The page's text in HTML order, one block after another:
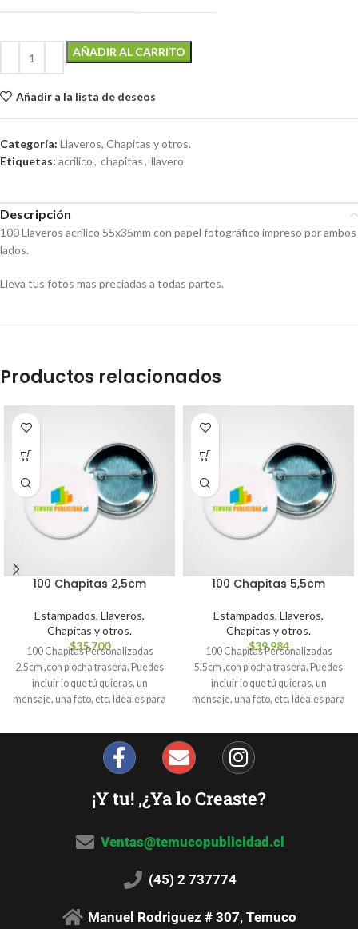
AÑADIR AL CARRITO
Añadir a la lista de deseos
Categoría: Llaveros, Chapitas y otros.
Etiquetas: acrilico, chapitas, llavero
Descripción
100 Llaveros acrílico 55x35mm con papel fotográfico impreso por ambos
lados.
Lleva tus fotos mas preciadas a todas partes.
Productos relacionados
100 Chapitas 2,5cm
Estampados, Llaveros,
Chapitas y otros.
$35.700
100 Chapitas Personalizadas
2,5cm ,con piocha trasera. Puedes
incluir lo que tú quieras, un
mensaje, una foto, etc. Ideales para
shower, Congresos y otro.
100 Chapitas 5,5cm
Estampados, Llaveros,
Chapitas y otros.
$39.984
100 Chapitas Personalizadas
5,5cm ,con piocha trasera. Puedes
incluir lo que tú quieras, un
mensaje, una foto, etc. Ideales para
shower, Congresos y otro.
¡Y tu! ,¿Ya lo Creaste?
Ventas@temucopublicidad.cl
(45) 2 737774
Manuel Rodriguez # 307, Temuco